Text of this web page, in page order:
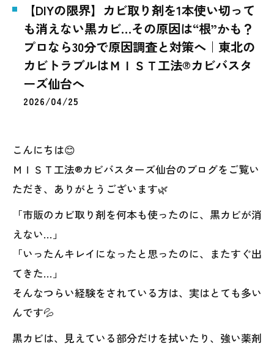
【DIYの限界】カビ取り剤を1本使い切って
も消えない黒カビ…その原因は“根”かも？
プロなら30分で原因調査と対策へ｜東北の
カビトラブルはＭＩＳＴ工法®カビバスタ
ーズ仙台へ
2026/04/25
こんにちは😊
ＭＩＳＴ工法®カビバスターズ仙台のブログをご覧い
ただき、ありがとうございます🌿
「市販のカビ取り剤を何本も使ったのに、黒カビが消
えない…」
「いったんキレイになったと思ったのに、またすぐ出
てきた…」
そんなつらい経験をされている方は、実はとても多い
んです💦
黒カビは、見えている部分だけを拭いたり、強い薬剤